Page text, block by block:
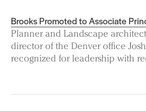
Brooks Promoted to Associate
Planner and Landscape
director of the Denver office
recognized for leadership with